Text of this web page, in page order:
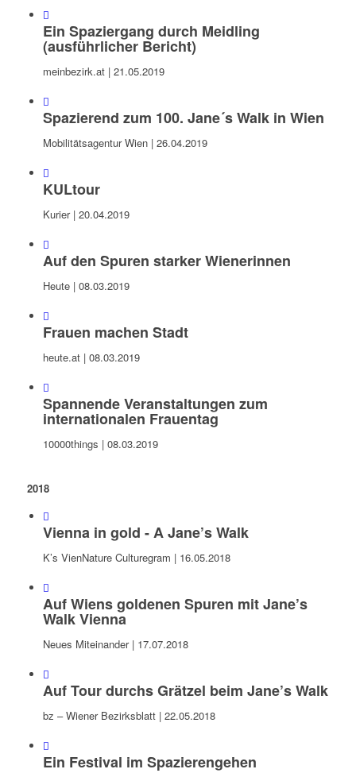
Ein Spaziergang durch Meidling
(ausführlicher Bericht)
meinbezirk.at | 21.05.2019
Spazierend zum 100. Jane´s Walk in Wien
Mobilitätsagentur Wien | 26.04.2019
KULtour
Kurier | 20.04.2019
Auf den Spuren starker Wienerinnen
Heute | 08.03.2019
Frauen machen Stadt
heute.at | 08.03.2019
Spannende Veranstaltungen zum
internationalen Frauentag
10000things | 08.03.2019
2018
Vienna in gold - A Jane’s Walk
K’s VienNature Culturegram | 16.05.2018
Auf Wiens goldenen Spuren mit Jane’s
Walk Vienna
Neues Miteinander | 17.07.2018
Auf Tour durchs Grätzel beim Jane’s Walk
bz – Wiener Bezirksblatt | 22.05.2018
Ein Festival im Spazierengehen